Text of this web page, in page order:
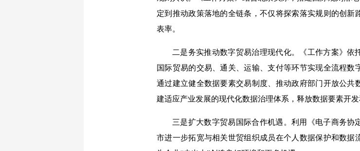
定到推动政策落地的全链条，不仅将探索落实规则的创新
表率。
二是务实推动数字贸易治理现代化。《工作方案》
国际贸易的交易、通关、运输、支付等环节实现全流程数
通过建立健全数据要素交易制度、推动政府部门开放公
建适应产业发展的现代化数据治理体系，释放数据要素开发
三是扩大数字贸易国际合作机遇。利用《电子商务
市进一步拓宽与相关世贸组织成员在个人数据保护和数据